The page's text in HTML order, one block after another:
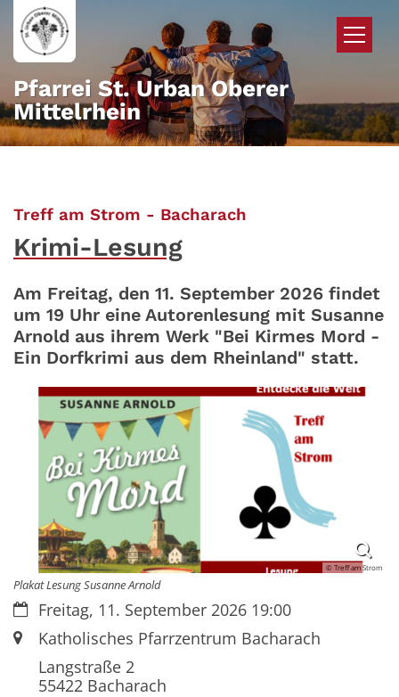
Zum Inhalt springen
Pfarrei St. Urban Oberer
Mittelrhein
Treff am Strom - Bacharach
Krimi-Lesung
Am Freitag, den 11. September 2026 findet
um 19 Uhr eine Autorenlesung mit Susanne
Arnold aus ihrem Werk "Bei Kirmes Mord -
Ein Dorfkrimi aus dem Rheinland" statt.
© Treff am Strom
Plakat Lesung Susanne Arnold
Datum:Freitag, 11. September 2026 19:00
Ort:Katholisches Pfarrzentrum Bacharach
Langstraße 2
55422 Bacharach